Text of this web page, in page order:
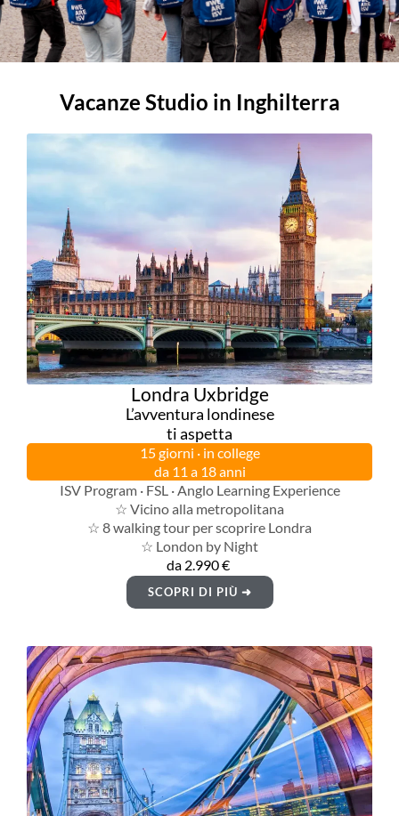
Londra Uxbridge
L’avventura londinese
ti aspetta
15 giorni · in college
da 11 a 18 anni
ISV Program · FSL · Anglo Learning Experience
☆ Vicino alla metropolitana
☆ 8 walking tour per scoprire Londra
☆ London by Night
da 2.990 €
SCOPRI DI PIÙ ➜
Vacanze Studio in Inghilterra